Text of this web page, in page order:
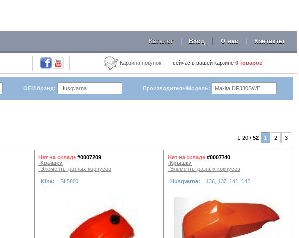
Каталог Вход О нас Контакты
Карзина покупок: сейчас в вашей карзине 0 товаров
OEM брэнд: Производитель/Модель:
1-20 / 52 1 2 3
Нет на складе #0007209
-Крышки
-Элементы разных корпусов
Ķīna: SL5800
Нет на складе #0007740
-Крышки
-Элементы разных корпусов
Husqvarna: 136, 137, 141, 142